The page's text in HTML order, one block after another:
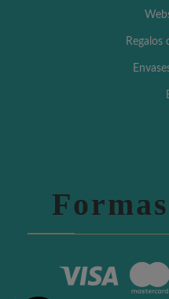
Regalos